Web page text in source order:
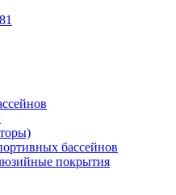
бассейнов
покрытия